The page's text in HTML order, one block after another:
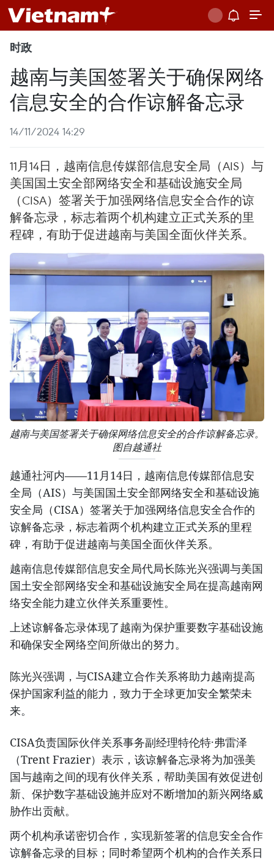
时政
越南与美国签署关于确保网络
信息安全的合作谅解备忘录
14/11/2024 14:29
11月14日，越南信息传媒部信息安全局（AIS）与
美国国土安全部网络安全和基础设施安全局
（CISA）签署关于加强网络信息安全合作的谅
解备忘录，标志着两个机构建立正式关系的里
程碑，有助于促进越南与美国全面伙伴关系。
越南与美国签署关于确保网络信息安全的合作谅解备忘录。
图自越通社
越通社河内——11月14日，越南信息传媒部信息安
全局（AIS）与美国国土安全部网络安全和基础设施
安全局（CISA）签署关于加强网络信息安全合作的
谅解备忘录，标志着两个机构建立正式关系的里程
碑，有助于促进越南与美国全面伙伴关系。
越南信息传媒部信息安全局代局长陈光兴强调与美国
国土安全部网络安全和基础设施安全局在提高越南网
络安全能力建立伙伴关系重要性。
上述谅解备忘录体现了越南为保护重要数字基础设施
和确保安全网络空间所做出的努力。
陈光兴强调，与CISA建立合作关系将助力越南提高
保护国家利益的能力，致力于全球更加安全繁荣未
来。
CISA负责国际伙伴关系事务副经理特伦特·弗雷泽
（Trent Frazier）表示，该谅解备忘录将为加强美
国与越南之间的现有伙伴关系，帮助美国有效促进创
新、保护数字基础设施并应对不断增加的新兴网络威
胁作出贡献。
两个机构承诺密切合作，实现新签署的信息安全合作
谅解备忘录的目标；同时希望两个机构的合作关系日